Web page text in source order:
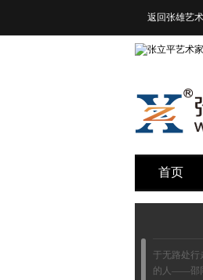
返回张雄艺
首页
《于无路处行
的人——邵